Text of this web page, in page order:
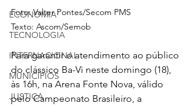
ECONOMIA
TECNOLOGIA
INTERNACIONAL
MUNICÍPIOS
JUSTIÇA
Foto: Valter Pontes/Secom PMS
Texto: Ascom/Semob
Para garantir o atendimento ao público
do clássico Ba-Vi neste domingo (18),
às 16h, na Arena Fonte Nova, válido
pelo Campeonato Brasileiro, a